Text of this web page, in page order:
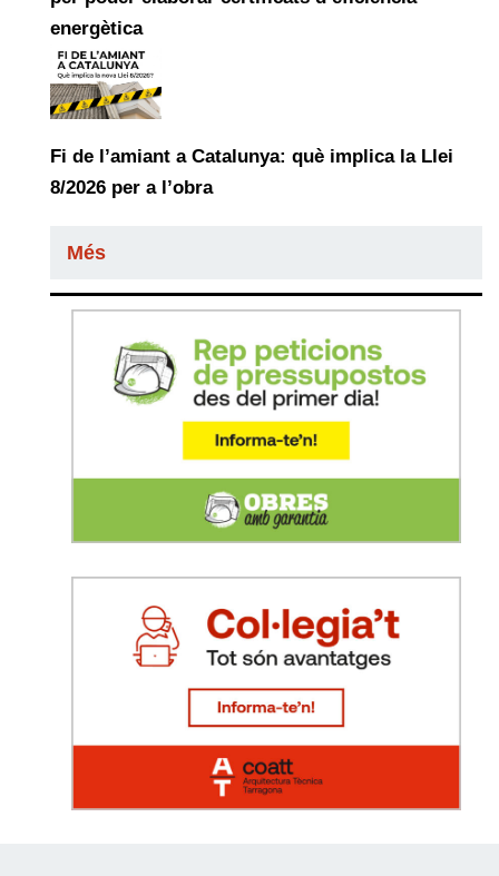
energètica
Fi de l’amiant a Catalunya: què implica la Llei
8/2026 per a l’obra
Més